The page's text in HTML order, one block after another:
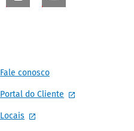
Fale conosco
Portal do Cliente
Locais